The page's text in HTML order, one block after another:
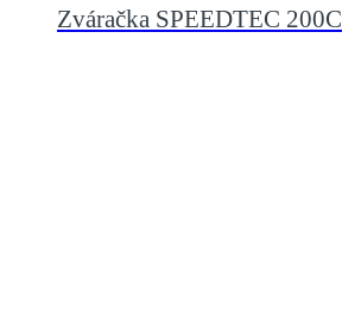
Zváračka SPEEDTEC 200C